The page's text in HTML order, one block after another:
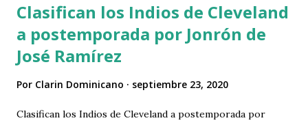
Clasifican los Indios de Cleveland
a postemporada por Jonrón de
José Ramírez
Por Clarin Dominicano septiembre 23, 2020
Clasifican los Indios de Cleveland a postemporada por